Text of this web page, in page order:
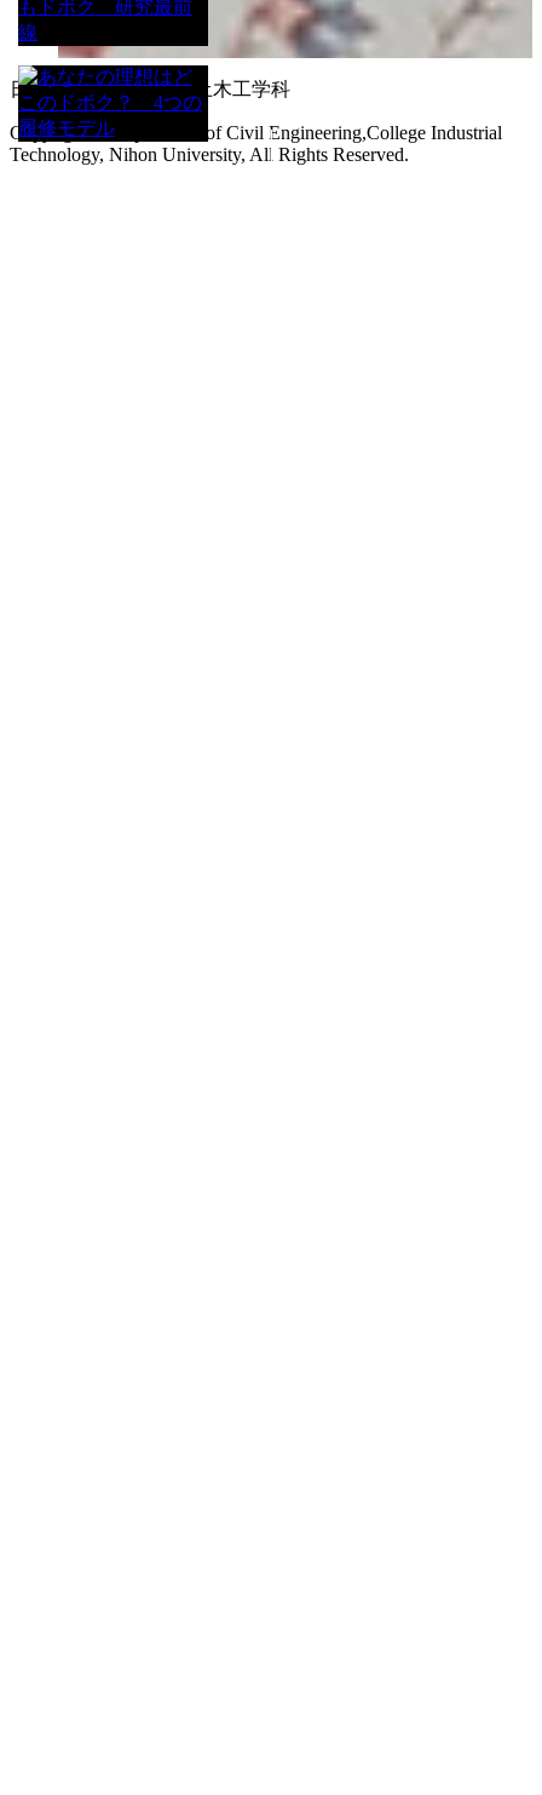
日本大学 生産工学部 土木工学科
Copyright © Department of Civil Engineering,College Industrial
Technology, Nihon University, All Rights Reserved.